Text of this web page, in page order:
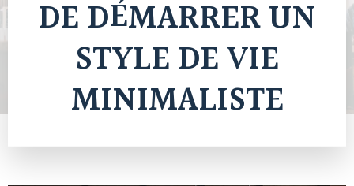
DE DÉMARRER UN
STYLE DE VIE
MINIMALISTE